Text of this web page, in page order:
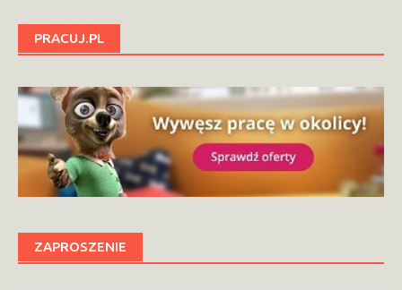
PRACUJ.PL
ZAPROSZENIE